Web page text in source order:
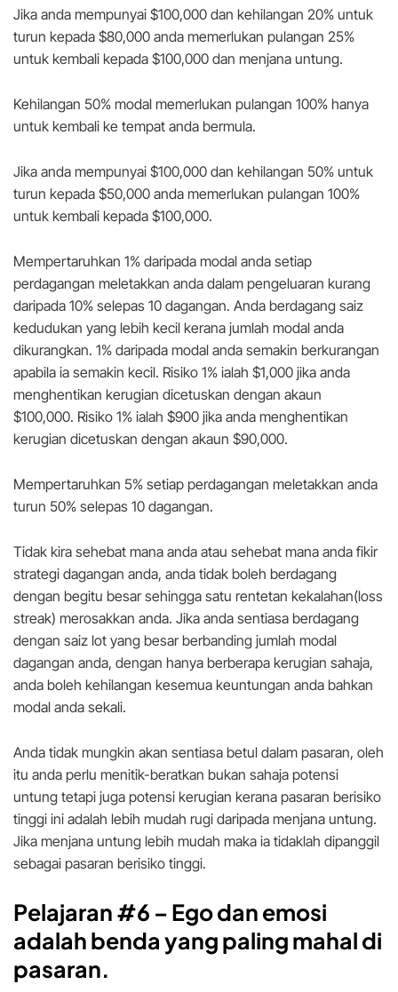
Jika anda mempunyai $100,000 dan kehilangan 20% untuk
turun kepada $80,000 anda memerlukan pulangan 25%
untuk kembali kepada $100,000 dan menjana untung.
Kehilangan 50% modal memerlukan pulangan 100% hanya
untuk kembali ke tempat anda bermula.
Jika anda mempunyai $100,000 dan kehilangan 50% untuk
turun kepada $50,000 anda memerlukan pulangan 100%
untuk kembali kepada $100,000.
Mempertaruhkan 1% daripada modal anda setiap
perdagangan meletakkan anda dalam pengeluaran kurang
daripada 10% selepas 10 dagangan. Anda berdagang saiz
kedudukan yang lebih kecil kerana jumlah modal anda
dikurangkan. 1% daripada modal anda semakin berkurangan
apabila ia semakin kecil. Risiko 1% ialah $1,000 jika anda
menghentikan kerugian dicetuskan dengan akaun
$100,000. Risiko 1% ialah $900 jika anda menghentikan
kerugian dicetuskan dengan akaun $90,000.
Mempertaruhkan 5% setiap perdagangan meletakkan anda
turun 50% selepas 10 dagangan.
Tidak kira sehebat mana anda atau sehebat mana anda fikir
strategi dagangan anda, anda tidak boleh berdagang
dengan begitu besar sehingga satu rentetan kekalahan(loss
streak) merosakkan anda. Jika anda sentiasa berdagang
dengan saiz lot yang besar berbanding jumlah modal
dagangan anda, dengan hanya berberapa kerugian sahaja,
anda boleh kehilangan kesemua keuntungan anda bahkan
modal anda sekali.
Anda tidak mungkin akan sentiasa betul dalam pasaran, oleh
itu anda perlu menitik-beratkan bukan sahaja potensi
untung tetapi juga potensi kerugian kerana pasaran berisiko
tinggi ini adalah lebih mudah rugi daripada menjana untung.
Jika menjana untung lebih mudah maka ia tidaklah dipanggil
sebagai pasaran berisiko tinggi.
Pelajaran #6 – Ego dan emosi
adalah benda yang paling mahal di
pasaran.